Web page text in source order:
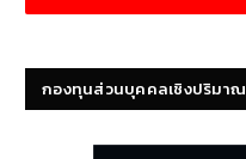
กองทุนส่วนบุคคลเชิงปริมาณ